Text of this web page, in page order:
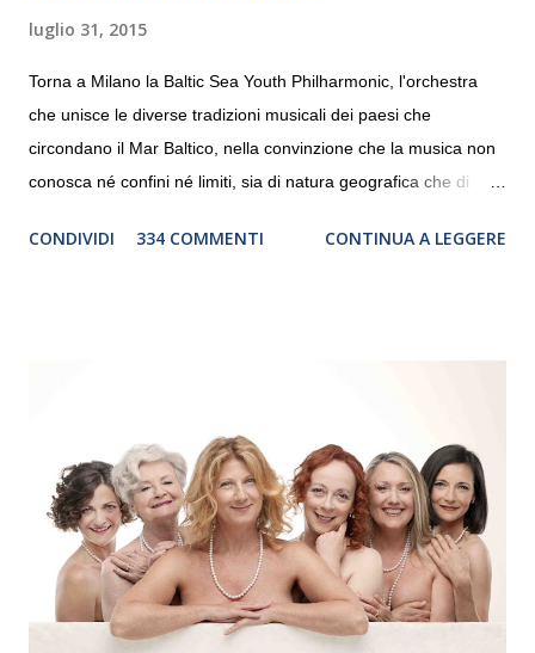
luglio 31, 2015
Torna a Milano la Baltic Sea Youth Philharmonic, l'orchestra
che unisce le diverse tradizioni musicali dei paesi che
circondano il Mar Baltico, nella convinzione che la musica non
conosca né confini né limiti, sia di natura geografica che di
debutterà il 10 settembre a Heiden, in Germania, e toccherà, in
“Settembre dell’Accademia” dove si esibirà per il secondo anno
consecutivo. Il pubblico milanese avrà il piacere di applaudire i
giovani artisti della Baltic Sea Youth Philharmonic per la quarta
volta. L’orchestra, fondata nel 2008 da Kristjan Järvi (affiancato
da un prestigioso consiglio di consulent...
CONDIVIDI 334 COMMENTI CONTINUA A LEGGERE